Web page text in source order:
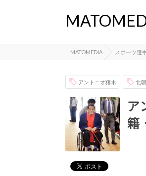
MATOMEDIA スポーツ選
アントニオ猪木 北
ア
籍